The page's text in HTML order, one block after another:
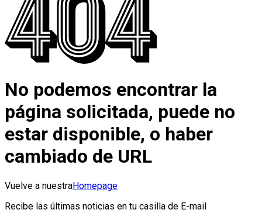
No podemos encontrar la
página solicitada, puede no
estar disponible, o haber
cambiado de URL
Vuelve a nuestraHomepage
Recibe las últimas noticias en tu casilla de E-mail